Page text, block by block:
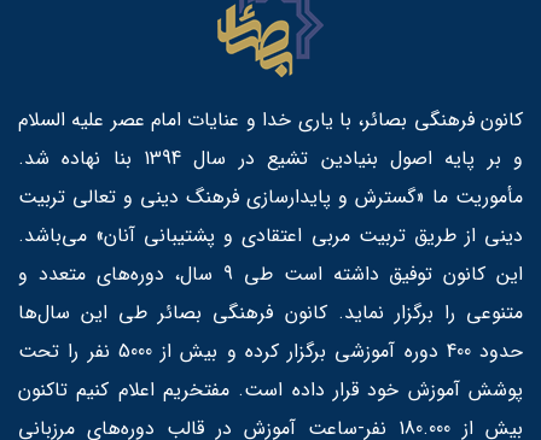
کانون فرهنگی بصائر، با یاری خدا و عنایات امام عصر علیه السلام
و بر پایه اصول بنیادین تشیع در سال 1394 بنا نهاده شد.
مأموریت ما «گسترش و پایدارسازی فرهنگ دینی و تعالی تربیت
دینی از طریق تربیت مربی اعتقادی و پشتیبانی آنان» می‌باشد.
این کانون توفیق داشته است طی 9 سال، دوره‌های متعدد و
متنوعی را برگزار نماید. کانون فرهنگی بصائر طی این سال‌ها
حدود 400 دوره آموزشی برگزار کرده و بیش از 5000 نفر را تحت
پوشش آموزش خود قرار داده است. مفتخریم اعلام کنیم تاکنون
بیش از 180.000 نفر-ساعت آموزش در قالب دوره‌های مرزبانی